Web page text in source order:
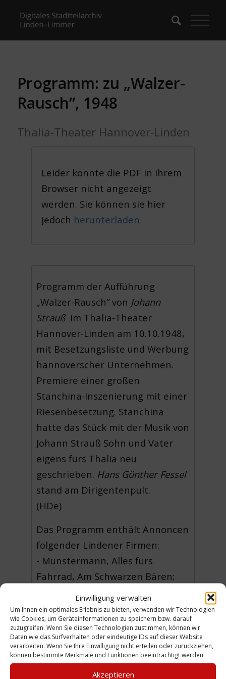
Einwilligung verwalten
Um Ihnen ein optimales Erlebnis zu bieten, verwenden wir Technologien
wie Cookies, um Geräteinformationen zu speichern bzw. darauf
zuzugreifen. Wenn Sie diesen Technologien zustimmen, können wir
Daten wie das Surfverhalten oder eindeutige IDs auf dieser Website
verarbeiten. Wenn Sie Ihre Einwilligung nicht erteilen oder zurückziehen,
können bestimmte Merkmale und Funktionen beeinträchtigt werden.
Akzeptieren
Programm: zu „Walzer-
Rausch“, 1948
Thalia-Theater Hannover-Linden
Leider konnte die PDF in ihrem
Browser nicht angezeigt
werden. Sie können sie hier
jedoch herunterladen
Programm der Aufführung
„Walzer-Rausch“ von Johann
Straußim Thalia-Theater
Hannover-Linden am 10.10.1948,
mit Besetzungsliste und Werbung
hannoverscher Unternehmen.
Premiere einer großen
Stanchina-Inszenierung mit einer
Riesenbesetzung. Stanchina
hatte das Stück mit der Musik von
Johann Strauß Sohn und Vater
eigens fürs Thalia neu
geschrieben. Hans Günther Fessel
stand am Dirigentenpult.
(HDe)
Das Programm enthält Annoncen
folgender Lindener Firmen:
- Münstermann, Alles fürs
Fahrrad, Am Schwarzen Bären;
in die Blitz-Betriebe,
Deisterstraße 27-29 (Inh. Georg
Schuchart);
- Jakob Pfaff GmbH., Fahrräder,
Elektrogeräte, Rundfunkgeräte,